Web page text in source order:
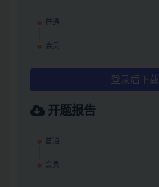
普通
会员
登录后下载
开题报告
普通
会员